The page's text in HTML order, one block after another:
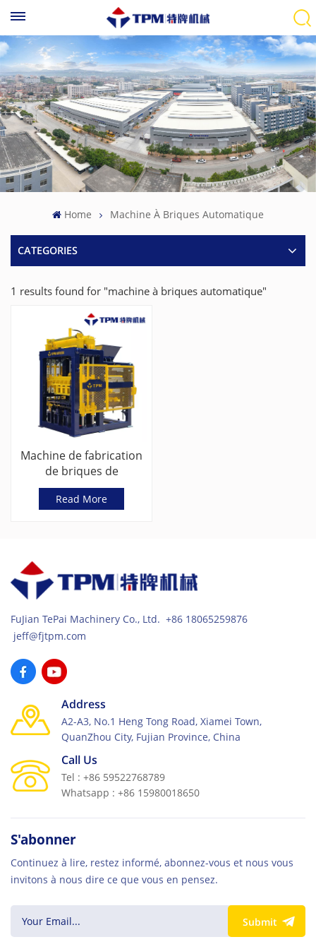
Home Machine À Briques Automatique
CATEGORIES
1 results found for "machine à briques automatique"
Machine de fabrication
de briques de
ciment/cendres
volantes entièrement
Read More
FuJian TePai Machinery Co., Ltd. +86 18065259876
jeff@fjtpm.com
Address
A2-A3, No.1 Heng Tong Road, Xiamei Town,
QuanZhou City, Fujian Province, China
Call Us
Tel : +86 59522768789
Whatsapp : +86 15980018650
S'abonner
Continuez à lire, restez informé, abonnez-vous et nous vous
invitons à nous dire ce que vous en pensez.
Submit